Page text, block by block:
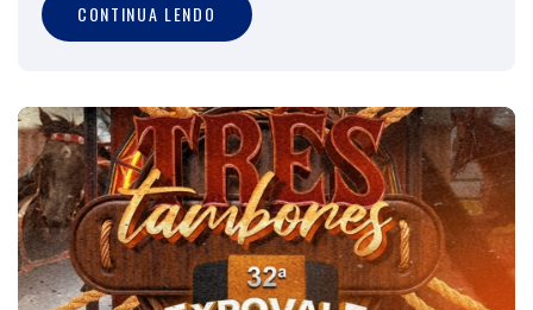
CONTINUA LENDO